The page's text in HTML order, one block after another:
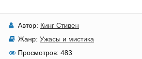
Автор: Кинг Стивен
Жанр: Ужасы и мистика
Просмотров: 483